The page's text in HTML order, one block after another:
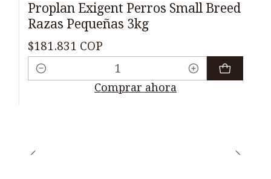
Proplan Exigent Perros Small Breed
Razas Pequeñas 3kg
$181.831 COP
Cantidad
Comprar ahora